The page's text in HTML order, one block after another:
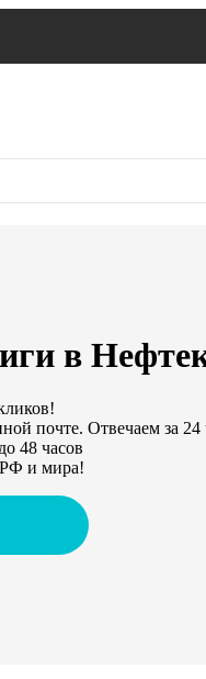
в
почте. Отвечаем за 24
48 часов
и мира!